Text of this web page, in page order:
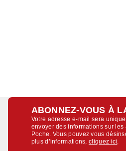
ABONNEZ-VOUS À
Votre adresse e-mail sera
envoyer des informations sur les
Poche. Vous pouvez vous
plus d’informations,cliquez ici